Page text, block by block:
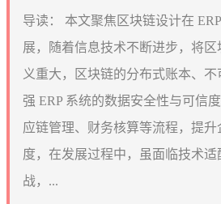
导读：
本文聚焦区块链设计在
展，随着信息技术不断进步，将区
义重大，区块链的分布式账本、
强 ERP 系统的数据安全性与可信
应链管理、财务核算等流程，提
度，在发展过程中，虽面临技术
战，...